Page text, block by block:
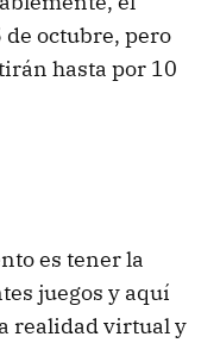
de octubre, pero
hasta por 10
es tener la
juegos y aquí
realidad virtual y